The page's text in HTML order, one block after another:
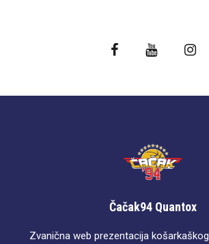
Čačak94 Quantox
Zvanična web prezentacija